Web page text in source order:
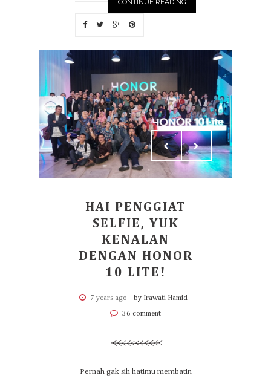
CONTINUE READING
HAI PENGGIAT
SELFIE, YUK
KENALAN
DENGAN HONOR
10 LITE!
7 years ago by Irawati Hamid
36 comment
Pernah gak sih hatimu membatin